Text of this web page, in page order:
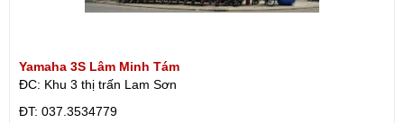
Yamaha 3S Lâm Minh Tám
ĐC: Khu 3 thị trấn Lam Sơn
ÐT: 037.3534779